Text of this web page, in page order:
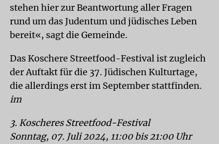
stehen hier zur Beantwortung aller Fragen
rund um das Judentum und jüdisches Leben
bereit«, sagt die Gemeinde.
Das Koschere Streetfood-Festival ist zugleich
der Auftakt für die 37. Jüdischen Kulturtage,
die allerdings erst im September stattfinden.
im
3. Koscheres Streetfood-Festival
Sonntag, 07. Juli 2024, 11:00 bis 21:00 Uhr